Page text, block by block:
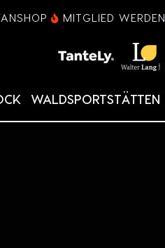
MITGLIED WERDEN
WALDSPORTSTÄTTEN